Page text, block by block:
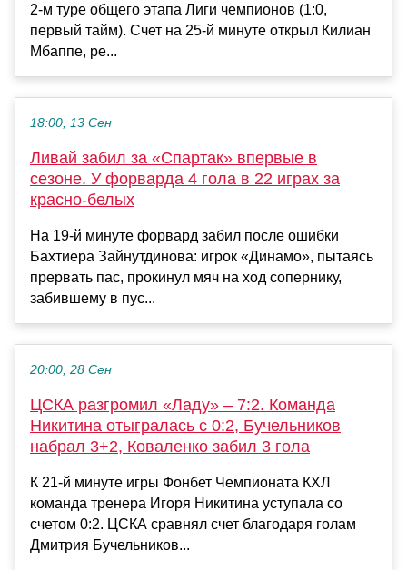
2-м туре общего этапа Лиги чемпионов (1:0,
первый тайм). Счет на 25-й минуте открыл Килиан
Мбаппе, ре...
18:00, 13 Сен
Ливай забил за «Спартак» впервые в
сезоне. У форварда 4 гола в 22 играх за
красно-белых
На 19-й минуте форвард забил после ошибки
Бахтиера Зайнутдинова: игрок «Динамо», пытаясь
прервать пас, прокинул мяч на ход сопернику,
забившему в пус...
20:00, 28 Сен
ЦСКА разгромил «Ладу» – 7:2. Команда
Никитина отыгралась с 0:2, Бучельников
набрал 3+2, Коваленко забил 3 гола
К 21-й минуте игры Фонбет Чемпионата КХЛ
команда тренера Игоря Никитина уступала со
счетом 0:2. ЦСКА сравнял счет благодаря голам
Дмитрия Бучельников...